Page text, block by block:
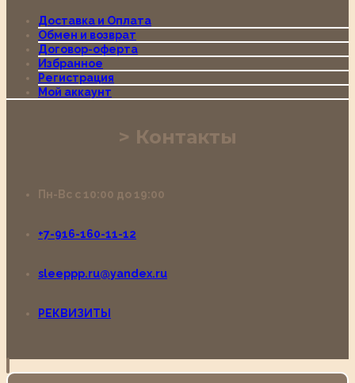
Доставка и Оплата
Обмен и возврат
Договор-оферта
Избранное
Регистрация
Мой аккаунт
Контакты
Пн-Вс с 10:00 до 19:00
+7-916-160-11-12
sleeppp.ru@yandex.ru
РЕКВИЗИТЫ